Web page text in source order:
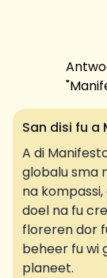
"
San disi fu a
A di
globalu sma
na
doel na fu
floreren dor
beheer fu wi
planeet.